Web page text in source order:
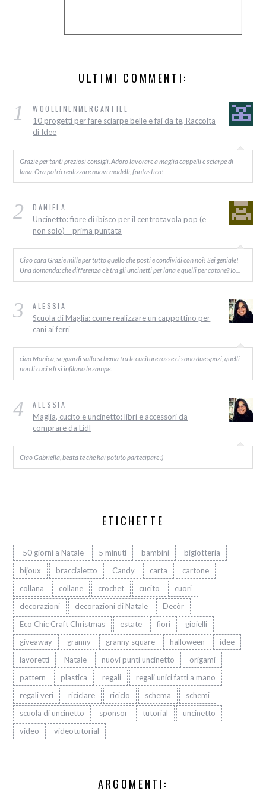
ULTIMI COMMENTI:
1 WOOLLINENMERCANTILE
10 progetti per fare sciarpe belle e fai da te, Raccolta
di Idee
Grazie per tanti preziosi consigli. Adoro lavorare a maglia cappelli e sciarpe di
lana. Ora potrò realizzare nuovi modelli, fantastico!
2 DANIELA
Uncinetto: fiore di ibisco per il centrotavola pop (e
non solo) – prima puntata
Ciao cara Grazie mille per tutto quello che posti e condividi con noi! Sei geniale!
Una domanda: che differenza c’è tra gli uncinetti per lana e quelli per cotone? Io…
3 ALESSIA
Scuola di Maglia: come realizzare un cappottino per
cani ai ferri
ciao Monica, se guardi sullo schema tra le cuciture rosse ci sono due spazi, quelli
non li cuci e lì si infilano le zampe.
4 ALESSIA
Maglia, cucito e uncinetto: libri e accessori da
comprare da Lidl
Ciao Gabriella, beata te che hai potuto partecipare :)
ETICHETTE
-50 giorni a Natale 5 minuti bambini
bigiotteria
bijoux
braccialetto Candy carta
cartone
collana
collane crochet cucito
cuori
decorazioni
decorazioni di Natale
Decòr
Eco Chic Craft Christmas
estate fiori
gioielli
giveaway
granny granny square halloween
idee
lavoretti
Natale nuovi punti uncinetto
origami
pattern
plastica regali
regali unici fatti a mano
regali veri
riciclare riciclo schema
schemi
scuola di uncinetto
sponsor tutorial
uncinetto
video
videotutorial
ARGOMENTI: